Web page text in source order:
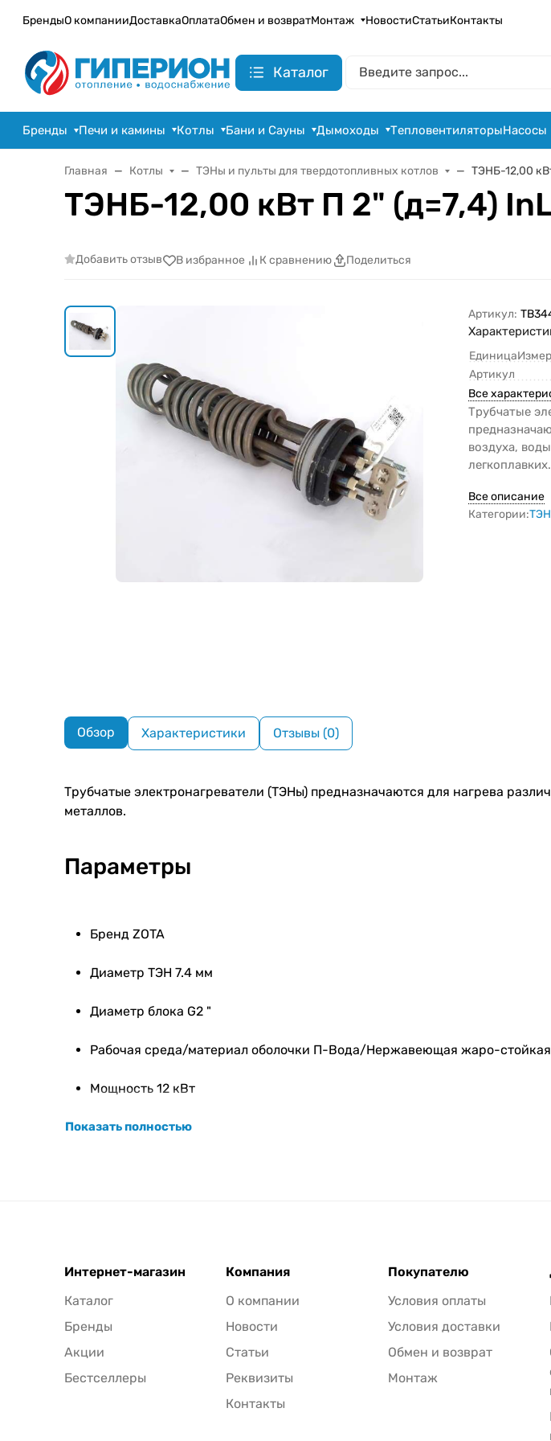
БрендыО компанииДоставкаОплатаОбмен и возвратМонтаж НовостиСтатьиКонтакты
Каталог
Бренды Печи и камины Котлы Бани и Сауны Дымоходы ТепловентиляторыНасосы
Главная Котлы ТЭНы и пульты для твердотопливных котлов ТЭНБ-12,00
ТЭНБ-12,00 кВт П 2" (д=7,4)
Добавить отзыв В избранное К сравнению Поделиться
Артикул:
Артикул
Все
Трубчатые
воздуха,
Все описание
Категории:
Обзор Характеристики Отзывы (0)
Трубчатые электронагреватели (ТЭНы) предназначаются для нагрева
металлов.
Параметры
Бренд ZOTA
Диаметр ТЭН 7.4 мм
Диаметр блока G2 "
Рабочая среда/материал оболочки П-Вода/Нержавеющая жаро-стойкая
Мощность 12 кВт
Показать полностью
Интернет-магазин
Каталог
Бренды
Акции
Бестселлеры
Компания
О компании
Новости
Статьи
Реквизиты
Контакты
Покупателю
Условия оплаты
Условия доставки
Обмен и возврат
Монтаж